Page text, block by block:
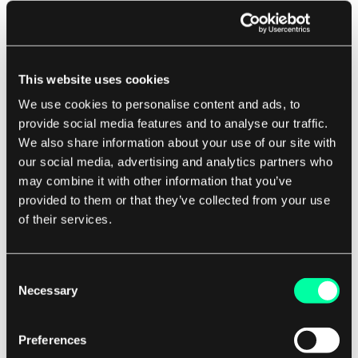
This website uses cookies
We use cookies to personalise content and ads, to
provide social media features and to analyse our traffic.
We also share information about your use of our site with
our social media, advertising and analytics partners who
may combine it with other information that you’ve
provided to them or that they’ve collected from your use
of their services.
Selection
Necessary
Preferences
operacji związanych z cyberbezpieczeństwem, ale
także zmniejsza ryzyko błędu ludzkiego, które
zbiorów danych.
Co więcej, uczenie maszynowe może być także
wykorzystywane do wzmacniania istniejących
środków cyberbezpieczeństwa, takich jak
systemy wykrywania intruzów i zapory ogniowe.
Poprzez integrację algorytmów uczenia
mogą poprawić swoje zdolności do wykrywania i
rzeczywistym, co wzmacnia ich ogólną postawę w